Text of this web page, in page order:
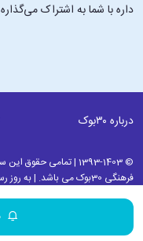
داره با شما به اشتراک
درباره ۳۰بوک
© 1393-1403 | تمامی
فرهنگی 30بوک می باشد. | به روز رسانی نرم افزاری 12 مرداد ماه 1405 ساعت 00:45